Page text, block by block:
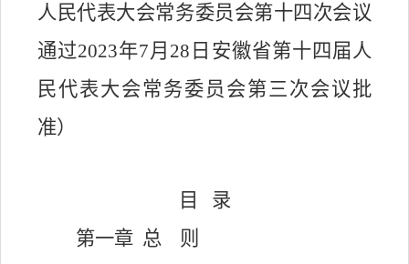
人民代表大会常务委员会第十四次会议
通过2023年7月 28 日安徽省第十四届人
民代表大会常务委员会第三次会议批
准）
目
录
第一章 总
则